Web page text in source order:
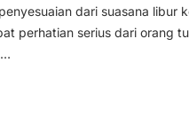
dari suasana libur
perhatian serius dari orang